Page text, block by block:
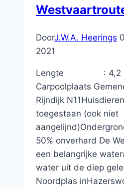
DoorJ.W.A. Heerings
2021
Lengte : 4,2
Carpoolplaats
Rijndijk
toegestaan (ook niet
50% onverhard De
een belangrijke
water uit de diep
Noordplas